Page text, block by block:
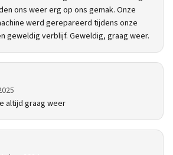
ons weer erg op ons gemak. Onze
werd gerepareerd tijdens onze
geweldig verblijf. Geweldig, graag weer.
altijd graag weer